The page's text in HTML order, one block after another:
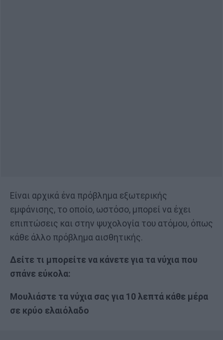
Είναι αρχικά ένα πρόβλημα εξωτερικής
εμφάνισης, το οποίο, ωστόσο, μπορεί να έχει
επιπτώσεις και στην ψυχολογία του ατόμου, όπως
κάθε άλλο πρόβλημα αισθητικής.
Δείτε τι μπορείτε να κάνετε για τα νύχια που
σπάνε εύκολα:
Μουλιάστε τα νύχια σας για 10 λεπτά κάθε μέρα
σε κρύο ελαιόλαδο